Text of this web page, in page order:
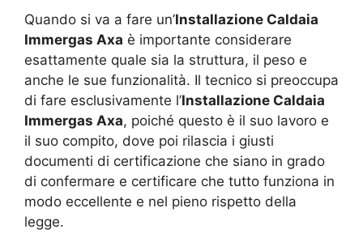
Quando si va a fare un’Installazione Caldaia
Immergas Axa è importante considerare
esattamente quale sia la struttura, il peso e
anche le sue funzionalità. Il tecnico si preoccupa
di fare esclusivamente l’Installazione Caldaia
Immergas Axa, poiché questo è il suo lavoro e
il suo compito, dove poi rilascia i giusti
documenti di certificazione che siano in grado
di confermare e certificare che tutto funziona in
modo eccellente e nel pieno rispetto della
legge.